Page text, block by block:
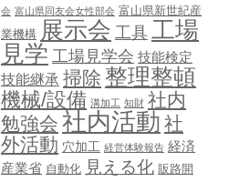
会 富山県同友会女性部会 富山県新世紀産
業機構 展示会 工具 工場
見学 工場見学会 技能検定
技能継承 掃除 整理整頓
機械/設備 溝加工 知財 社内
勉強会 社内活動 社
外活動 穴加工 経営体験報告 経済
産業省 自動化 見える化 販路開